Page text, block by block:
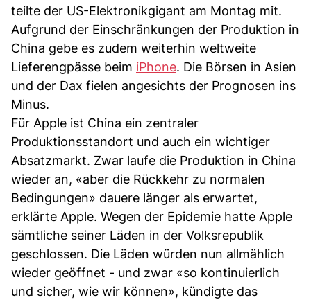
teilte der US-Elektronikgigant am Montag mit.
Aufgrund der Einschränkungen der Produktion in
China gebe es zudem weiterhin weltweite
Lieferengpässe beim iPhone. Die Börsen in Asien
und der Dax fielen angesichts der Prognosen ins
Minus.
Für Apple ist China ein zentraler
Produktionsstandort und auch ein wichtiger
Absatzmarkt. Zwar laufe die Produktion in China
wieder an, «aber die Rückkehr zu normalen
Bedingungen» dauere länger als erwartet,
erklärte Apple. Wegen der Epidemie hatte Apple
sämtliche seiner Läden in der Volksrepublik
geschlossen. Die Läden würden nun allmählich
wieder geöffnet - und zwar «so kontinuierlich
und sicher, wie wir können», kündigte das